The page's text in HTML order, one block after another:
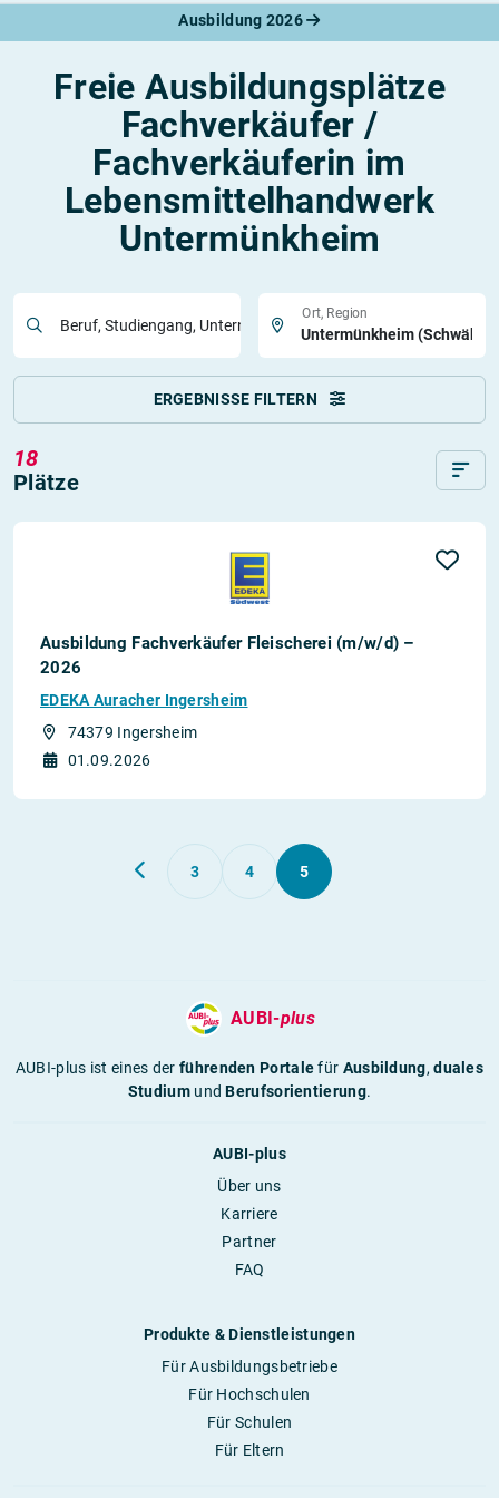
Ausbildung 2026
Freie Ausbildungsplätze
Fachverkäufer /
Fachverkäuferin im
Lebensmittelhandwerk
Untermünkheim
Beruf, Studiengang, Unternehmen
Ort, Region
ERGEBNISSE FILTERN
18
Plätze
Ausbildung Fachverkäufer Fleischerei (m/w/d) –
2026
EDEKA Auracher Ingersheim
74379 Ingersheim
01.09.2026
3 4 5
AUBI-plus
AUBI-plus ist eines derführenden Portalefür Ausbildung,duales
StudiumundBerufsorientierung.
AUBI-plus
Über uns
Karriere
Partner
FAQ
Produkte & Dienstleistungen
Für Ausbildungsbetriebe
Für Hochschulen
Für Schulen
Für Eltern